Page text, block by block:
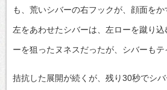
も、荒いシバーの右フックが、顔面をか
左をあわせたシバーは、左ローを蹴り
ーを狙ったヌネスだったが、シバーもテ
拮抗した展開が続くが、残り30秒でシ